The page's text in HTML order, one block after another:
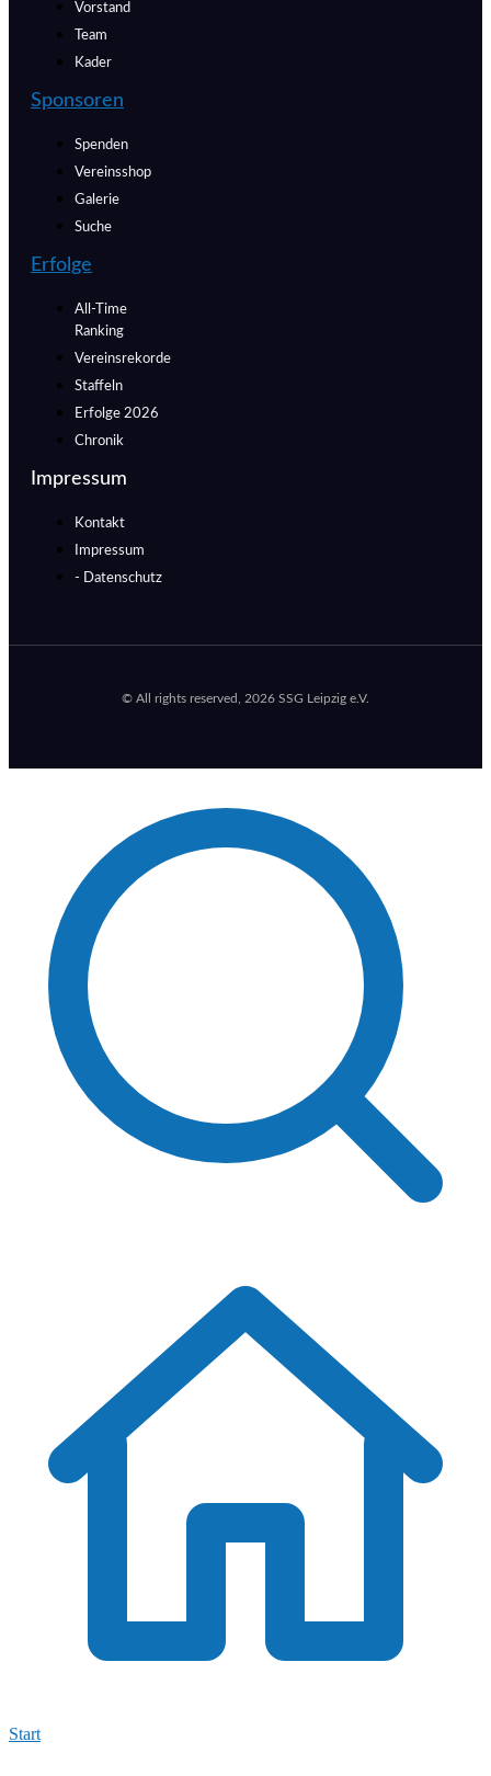
Vorstand
Team
Kader
Sponsoren
Spenden
Vereinsshop
Galerie
Suche
Erfolge
All-Time
Ranking
Vereinsrekorde
Staffeln
Erfolge 2026
Chronik
Impressum
Kontakt
Impressum
- Datenschutz
© All rights reserved, 2026 SSG Leipzig e.V.
Start